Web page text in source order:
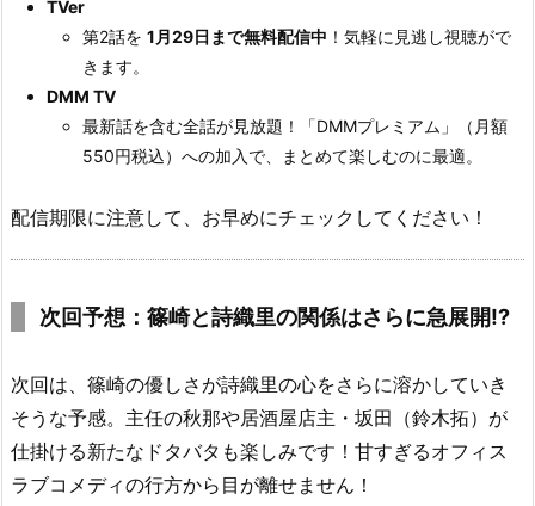
TVer
第2話を 1月29日まで無料配信中 ！気軽に見逃し視聴がで
きます。
DMM TV
最新話を含む全話が見放題！「DMMプレミアム」（月額
550円税込）への加入で、まとめて楽しむのに最適。
配信期限に注意して、お早めにチェックしてください！
次回予想：篠崎と詩織里の関係はさらに急展開!?
次回は、篠崎の優しさが詩織里の心をさらに溶かしていき
そうな予感。主任の秋那や居酒屋店主・坂田（鈴木拓）が
仕掛ける新たなドタバタも楽しみです！甘すぎるオフィス
ラブコメディの行方から目が離せません！